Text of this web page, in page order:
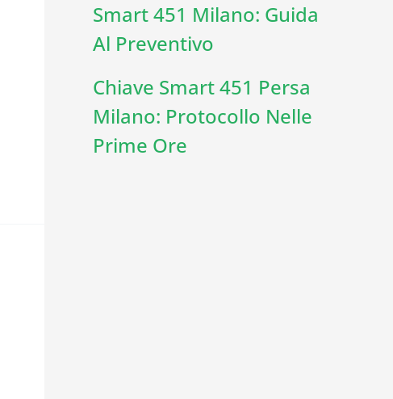
Smart 451 Milano: Guida
Al Preventivo
Chiave Smart 451 Persa
Milano: Protocollo Nelle
Prime Ore